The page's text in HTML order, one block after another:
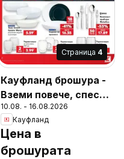
Cтраница 4
Кауфланд брошура -
Вземи повече, спести
повече с Kaufland с
валидност до
16.08.2026
10.08. - 16.08.2026
Кауфланд
Цена в
брошурата